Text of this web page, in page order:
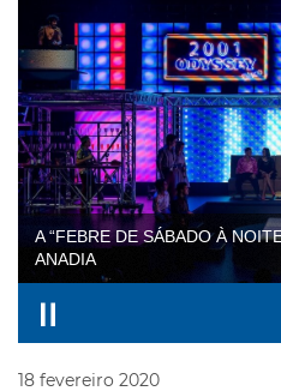
A “FEBRE DE SÁBADO À
ANADIA
18 fevereiro 2020